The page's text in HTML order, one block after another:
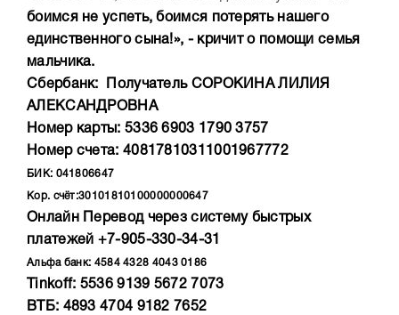
боимся не успеть, боимся потерять нашего
единственного сына!», - кричит о помощи семья
мальчика.
Сбербанк: Получатель COPOKИHA ЛИЛИЯ
AЛEKCAHДPOBHA
Номер карты: 5336 6903 1790 3757
Номер счета: 40817810311001967772
БИК: 041806647
Кор. счёт:30101810100000000647
Онлайн Перевод через систему быстрых
платежей +7-905-330-34-31
Альфа банк: 4584 4328 4043 0186
Tinkoff: 5536 9139 5672 7073
ВТБ: 4893 4704 9182 7652